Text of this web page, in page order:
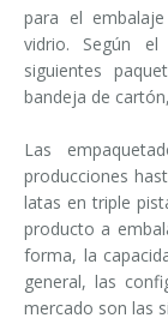
para el
vidrio. Según
siguientes
bandeja de
Las
producciones
latas en triple
producto a
forma, la
general, las
mercado son las